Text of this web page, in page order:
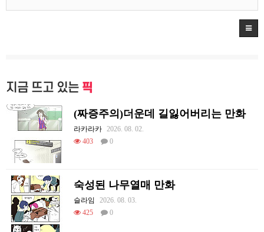
지금 뜨고 있는 픽
(짜증주의)더운데 길잃어버리는 만화
라카라카 2026. 08. 02.
403
0
숙성된 나무열매 만화
슬라임
2026. 08. 03.
425
0